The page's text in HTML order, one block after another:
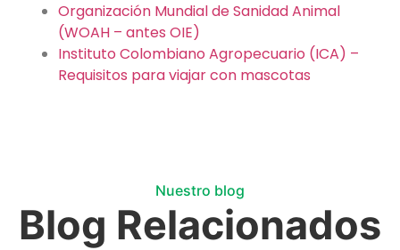
Organización Mundial de Sanidad Animal
(WOAH – antes OIE)
Instituto Colombiano Agropecuario (ICA) –
Requisitos para viajar con mascotas
Nuestro blog
Blog Relacionados